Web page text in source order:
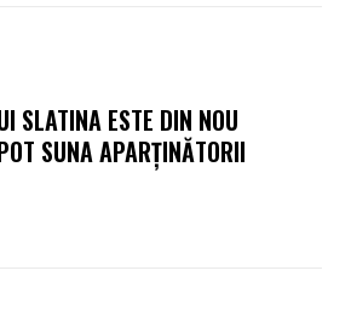
SLATINA ESTE DIN NOU
SUNA APARȚINĂTORII